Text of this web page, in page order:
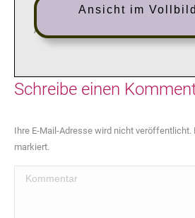
Ansicht im
Schreibe einen
Ihre E-Mail-Adresse wird nicht
markiert.
Kommentar